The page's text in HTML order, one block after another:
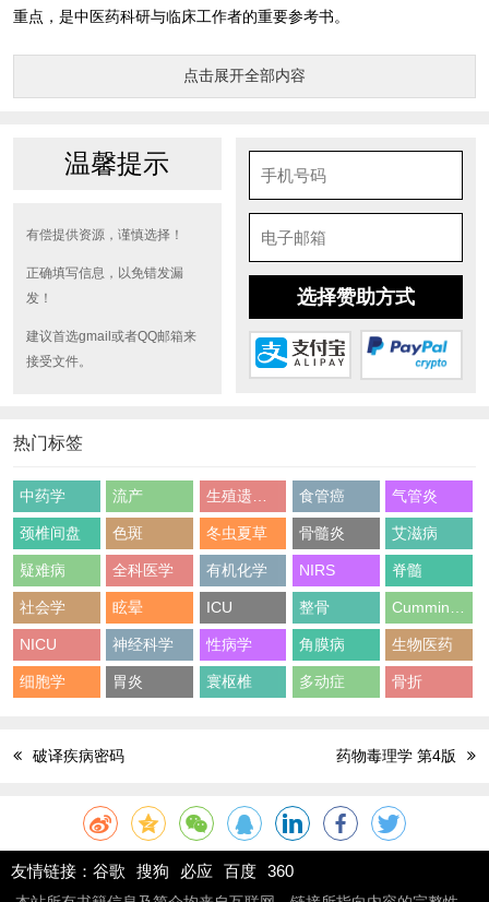
重点，是中医药科研与临床工作者的重要参考书。
点击展开全部内容
温馨提示
有偿提供资源，谨慎选择！
正确填写信息，以免错发漏
发！
建议首选gmail或者QQ邮箱来
接受文件。
选择赞助方式
热门标签
中药学 流产 生殖遗传学 食管癌 气管炎
颈椎间盘 色斑 冬虫夏草 骨髓炎 艾滋病
疑难病 全科医学 有机化学 NIRS 脊髓
社会学 眩晕 ICU 整骨
NICU 神经科学 性病学 角膜病 生物医药
细胞学 胃炎 寰枢椎 多动症 骨折
破译疾病密码 药物毒理学 第4版
友情链接： 谷歌 搜狗 必应 百度 360